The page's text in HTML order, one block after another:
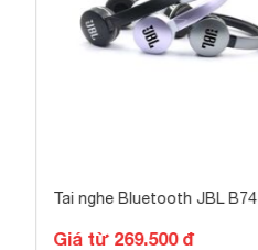
Tai nghe Bluetooth JBL B74
Giá từ 269.500 đ